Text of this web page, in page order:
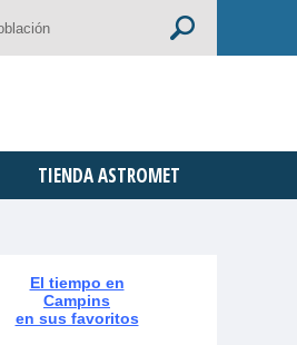
TIENDA ASTROMET
El tiempo en
Campins
en sus favoritos